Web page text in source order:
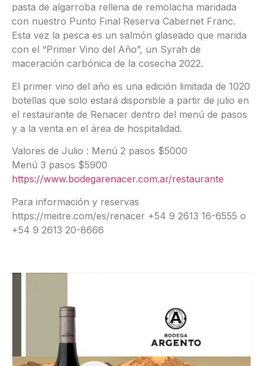
pasta de algarroba rellena de remolacha maridada
con nuestro Punto Final Reserva Cabernet Franc.
Esta vez la pesca es un salmón glaseado que marida
con el “Primer Vino del Año”, un Syrah de
maceración carbónica de la cosecha 2022.
El primer vino del año es una edición limitada de 1020
botellas que solo estará disponible a partir de julio en
el restaurante de Renacer dentro del menú de pasos
y a la venta en el área de hospitalidad.
Valores de Julio : Menú 2 pasos $5000
Menú 3 pasos $5900
https://www.bodegarenacer.com.ar/restaurante
Para información y reservas
https://meitre.com/es/renacer +54 9 2613 16-6555 o
+54 9 2613 20-8666